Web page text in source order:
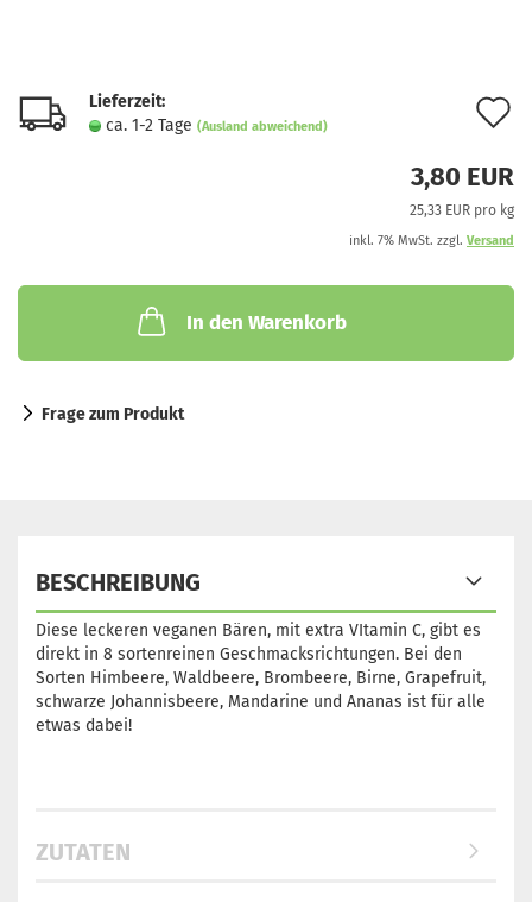
Lieferzeit:
ca. 1-2 Tage (Ausland abweichend)
3,80 EUR
25,33 EUR pro kg
inkl. 7% MwSt. zzgl. Versand
In den Warenkorb
Frage zum Produkt
BESCHREIBUNG
Diese leckeren veganen Bären, mit extra VItamin C, gibt es
direkt in 8 sortenreinen Geschmacksrichtungen. Bei den
Sorten Himbeere, Waldbeere, Brombeere, Birne, Grapefruit,
schwarze Johannisbeere, Mandarine und Ananas ist für alle
etwas dabei!
ZUTATEN